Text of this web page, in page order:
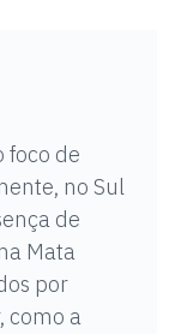
foco de
no Sul
de
Mata
por
como a